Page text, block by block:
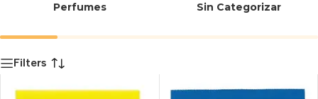
Perfumes Sin Categorizar
Filters